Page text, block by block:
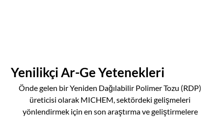
Yenilikçi Ar-Ge Yetenekleri
Önde gelen bir Yeniden Dağılabilir Polimer Tozu (RDP)
üreticisi olarak MICHEM, sektördeki gelişmeleri
yönlendirmek için en son araştırma ve geliştirmelere